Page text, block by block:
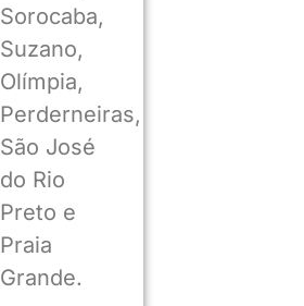
Sorocaba,
Suzano,
Olímpia,
Perderneiras,
São José
do Rio
Preto e
Praia
Grande.